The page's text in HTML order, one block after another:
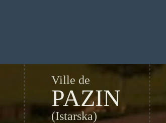
Ville de
PAZIN
(Istarska)